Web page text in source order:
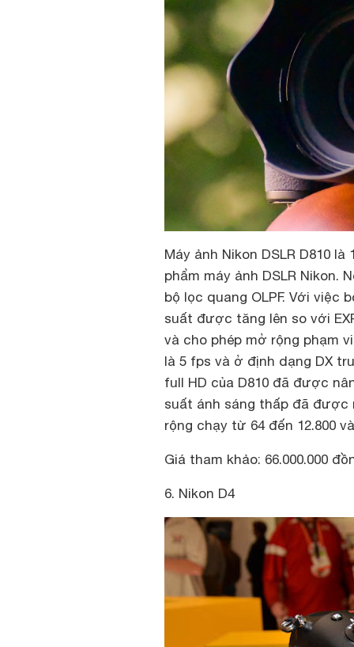
Máy ảnh Nikon DSLR D810
phẩm máy ảnh DSLR Nikon.
bộ lọc quang OLPF. Với việc
suất được tăng lên so với
và cho phép mở rộng phạm
là 5 fps và ở định dạng DX
full HD của D810 đã được
suất ánh sáng thấp đã được
rộng chạy từ 64 đến 12.800
Giá tham khảo: 66.000.000
6. Nikon D4